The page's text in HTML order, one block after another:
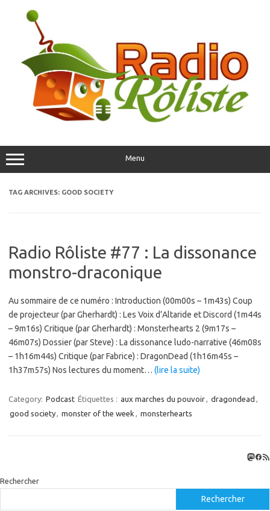
content
Menu
TAG ARCHIVES: GOOD SOCIETY
Radio Rôliste #77 : La dissonance
monstro-draconique
Au sommaire de ce numéro : Introduction (00m00s – 1m43s) Coup
de projecteur (par Gherhardt) : Les Voix d’Altaride et Discord (1m44s
– 9m16s) Critique (par Gherhardt) : Monsterhearts 2 (9m17s –
46m07s) Dossier (par Steve) : La dissonance ludo-narrative (46m08s
– 1h16m44s) Critique (par Fabrice) : DragonDead (1h16m45s –
1h37m57s) Nos lectures du moment… (lire la suite)
Category: Podcast Étiquettes : aux marches du pouvoir, dragondead ,
good society, monster of the week , monsterhearts
Flux
Rechercher
Rechercher